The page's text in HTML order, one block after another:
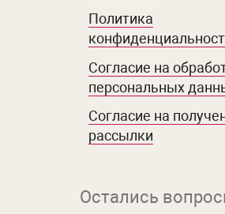
Политика
Согласие на
персональных
Согласие на
рассылки
Остались